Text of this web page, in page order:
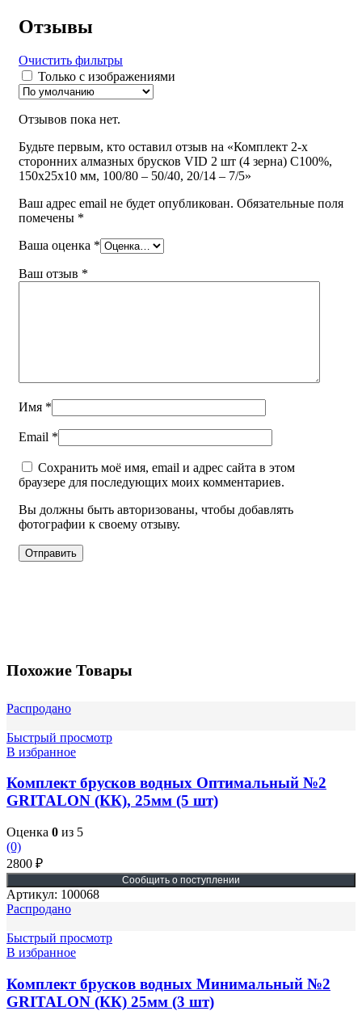
Отзывы
Очистить фильтры
Только с изображениями
Отзывов пока нет.
Будьте первым, кто оставил отзыв на «Комплект 2-х
сторонних алмазных брусков VID 2 шт (4 зерна) С100%,
150х25х10 мм, 100/80 – 50/40, 20/14 – 7/5»
Ваш адрес email не будет опубликован. Обязательные поля
помечены *
Ваша оценка *
Ваш отзыв *
Имя *
Email *
Сохранить моё имя, email и адрес сайта в этом
браузере для последующих моих комментариев.
Вы должны быть авторизованы, чтобы добавлять
фотографии к своему отзыву.
Похожие Товары
Распродано
Быстрый просмотр
В избранное
Комплект брусков водных Оптимальный №2
GRITALON (КК), 25мм (5 шт)
Оценка 0 из 5
(0)
2800 ₽
Артикул: 100068
Распродано
Быстрый просмотр
В избранное
Комплект брусков водных Минимальный №2
GRITALON (КК) 25мм (3 шт)